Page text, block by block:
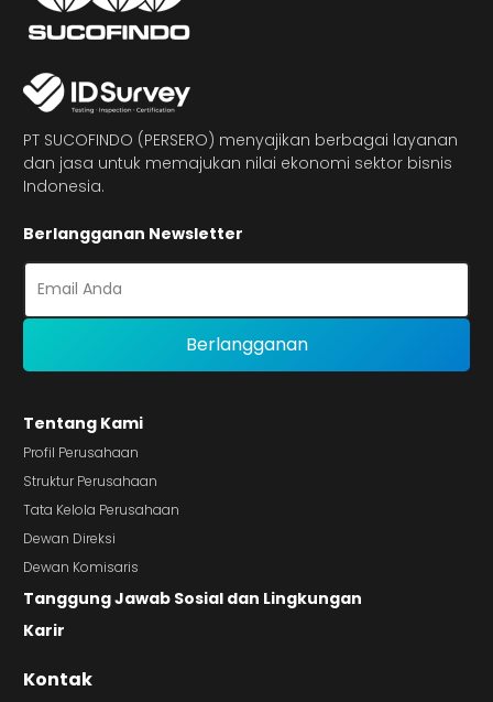
PT SUCOFINDO (PERSERO) menyajikan berbagai layanan
dan jasa untuk memajukan nilai ekonomi sektor bisnis
Indonesia.
Berlangganan Newsletter
Tentang Kami
Profil Perusahaan
Struktur Perusahaan
Tata Kelola Perusahaan
Dewan Direksi
Dewan Komisaris
Tanggung Jawab Sosial dan Lingkungan
Karir
Kontak